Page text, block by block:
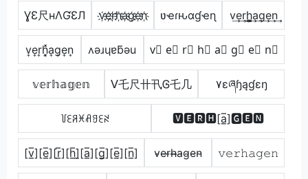
ƔƐ尺нΛƓƐЛ v҉e҉r҉h҉a҉g҉e҉n҉ ʋҽɾԋαɠҽɳ v͢e͢r͢h̳͢a͢g͢e͢n͢
v͎e͎r͎h͎͓̽a͎g͎e͎n͎ ʌǝɹɥɐƃǝu v⃣ e⃣ r⃣ h⃣ a⃣ g⃣ e⃣ n⃣
𝕧𝕖𝕣𝕙𝕒𝕘𝕖𝕟 ᐯ乇尺卄卂Ꮆ乇几 ۷ɛཞɧąɠɛŋ
꒦ꏂꋪꁝꋬꍌꏂꋊ 🆅🅴🆁🅷[a̲̅]🅶🅴🅽
[v̲̅][e̲̅][r̲̅][h̲̅]̼[a̲̅][g̲̅][e̲̅][n̲̅] v̴e̴r̴h̴̶a̴g̴e̴n̴ 𝚟𝚎𝚛𝚑𝚊𝚐𝚎𝚗